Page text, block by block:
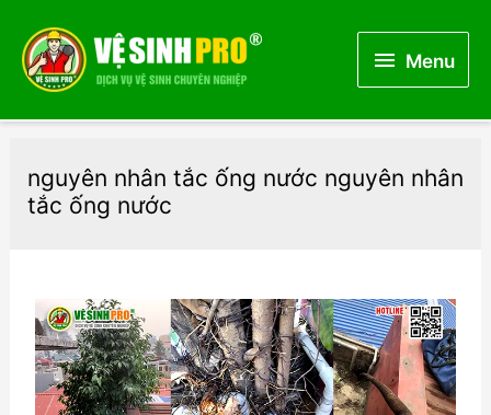
MenuMenu
nguyên nhân tắc ống nước nguyên nhân
tắc ống nước